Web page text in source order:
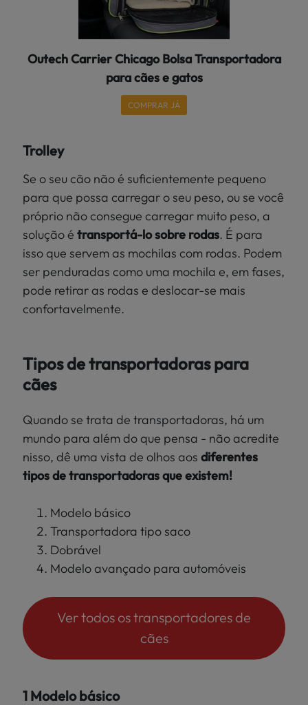
Outech Carrier Chicago Bolsa Transportadora
para cães e gatos
COMPRAR JÁ
Trolley
Se o seu cão não é suficientemente pequeno
para que possa carregar o seu peso, ou se você
próprio não consegue carregar muito peso, a
solução é transportá-lo sobre rodas. É para
isso que servem as mochilas com rodas. Podem
ser penduradas como uma mochila e, em fases,
pode retirar as rodas e deslocar-se mais
confortavelmente.
Tipos de transportadoras para
cães
Quando se trata de transportadoras, há um
mundo para além do que pensa - não acredite
nisso, dê uma vista de olhos aos diferentes
tipos de transportadoras que existem!
Modelo básico
Transportadora tipo saco
Dobrável
Modelo avançado para automóveis
Ver todos os transportadores de
cães
1 Modelo básico